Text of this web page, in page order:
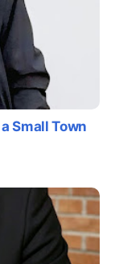
Small Town